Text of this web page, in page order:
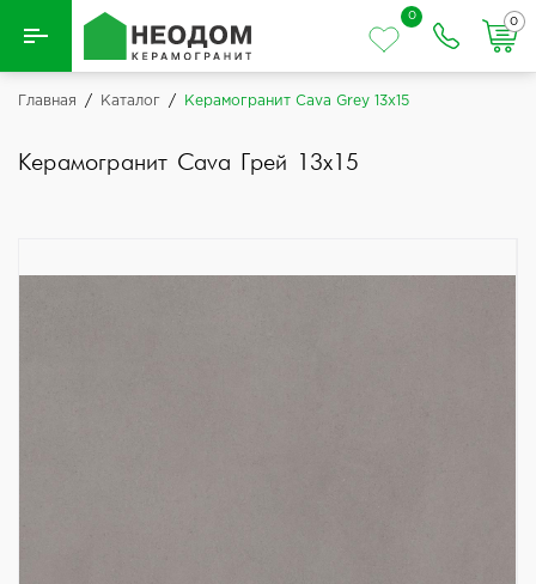
Назад
0
0
Главная / Каталог / Керамогранит Cava Grey 13x15
Керамогранит Cava Грей 13x15